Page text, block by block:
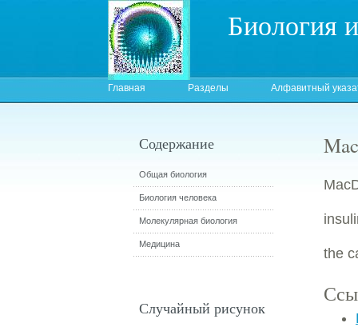
Биология
Главная Разделы Алфавитный
the
Содержание
Общая биология
Биология человека
Молекулярная биология
Медицина
Случайный рисунок